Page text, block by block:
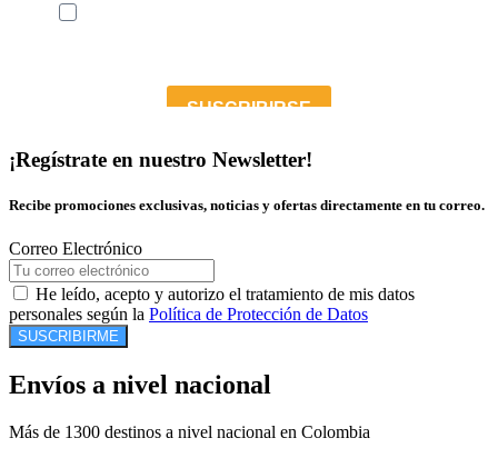
¡Regístrate en nuestro Newsletter!
Recibe promociones exclusivas, noticias y ofertas directamente en tu correo.
Correo Electrónico
He leído, acepto y autorizo el tratamiento de mis datos
personales según la Política de Protección de Datos
SUSCRIBIRME
Envíos a nivel nacional
Más de 1300 destinos a nivel nacional en Colombia